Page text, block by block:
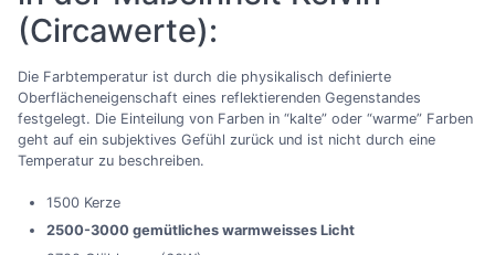
(Circawerte):
Die Farbtemperatur ist durch die physikalisch definierte
Oberflächeneigenschaft eines reflektierenden Gegenstandes
festgelegt. Die Einteilung von Farben in “kalte” oder “warme” Farben
geht auf ein subjektives Gefühl zurück und ist nicht durch eine
Temperatur zu beschreiben.
1500 Kerze
2500-3000 gemütliches warmweisses Licht